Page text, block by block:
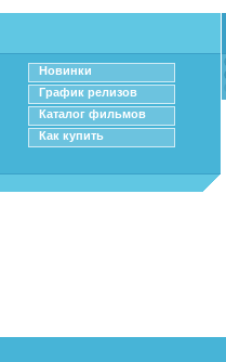
Новинки
График релизов
Каталог фильмов
Как купить